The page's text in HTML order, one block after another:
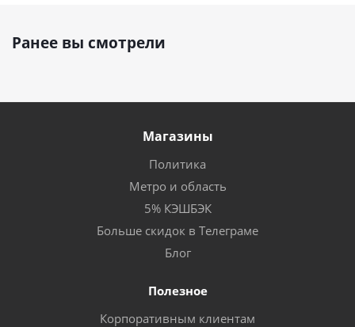
Ранее вы смотрели
Магазины
Политика
Метро и область
5% КЭШБЭК
Больше скидок в Телеграме
Блог
Полезное
Корпоративным клиентам